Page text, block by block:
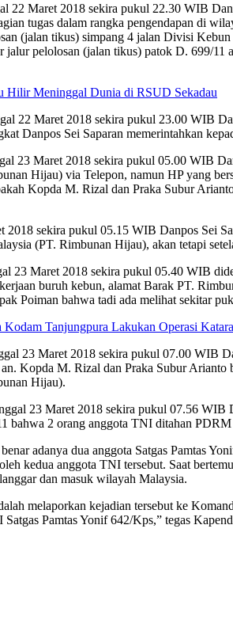
22 Maret 2018 sekira pukul 22.30 WIB
tugas dalam rangka pengendapan di
(jalan tikus) simpang 4 jalan Divisi
jalur pelolosan (jalan tikus) patok D. 699/
Hilir Meninggal Dunia di RSUD Sekadau
22 Maret 2018 sekira pukul 23.00 WIB
Danpos Sei Saparan memerintahkan
23 Maret 2018 sekira pukul 05.00 WIB
Hijau) via Telepon, namun HP yang
Kopda M. Rizal dan Praka Subur
sekira pukul 05.15 WIB Danpos Sei
(PT. Rimbunan Hijau), akan tetapi
23 Maret 2018 sekira pukul 05.40 WIB
buruh kebun, alamat Barak PT.
Poiman bahwa tadi ada melihat sekitar
Tanjungpura Lakukan Operasi
23 Maret 2018 sekira pukul 07.00 WIB
Kopda M. Rizal dan Praka Subur
Hijau).
23 Maret 2018 sekira pukul 07.56
2 orang anggota TNI ditahan
adanya dua anggota Satgas Pamtas
kedua anggota TNI tersebut. Saat
dan masuk wilayah Malaysia.
melaporkan kejadian tersebut ke
Pamtas Yonif 642/Kps,” tegas